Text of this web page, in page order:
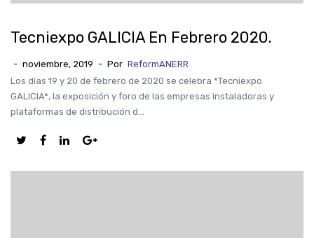
Tecniexpo GALICIA En Febrero 2020.
- noviembre, 2019 - Por ReformANERR
Los días 19 y 20 de febrero de 2020 se celebra *Tecniexpo
GALICIA*, la exposición y foro de las empresas instaladoras y
plataformas de distribución d...